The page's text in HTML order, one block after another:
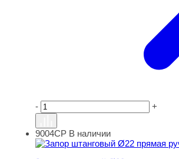
- +
Запор штанговый Ø22 прямая
9004СР В наличии